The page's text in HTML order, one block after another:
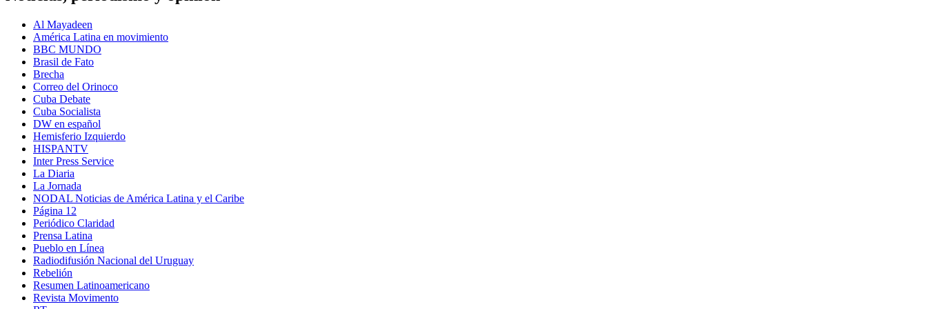
Al Mayadeen
América Latina en movimiento
BBC MUNDO
Brasil de Fato
Brecha
Correo del Orinoco
Cuba Debate
Cuba Socialista
DW en español
Hemisferio Izquierdo
HISPANTV
Inter Press Service
La Diaria
La Jornada
NODAL Noticias de América Latina y el Caribe
Página 12
Periódico Claridad
Prensa Latina
Pueblo en Línea
Radiodifusión Nacional del Uruguay
Rebelión
Resumen Latinoamericano
Revista Movimento